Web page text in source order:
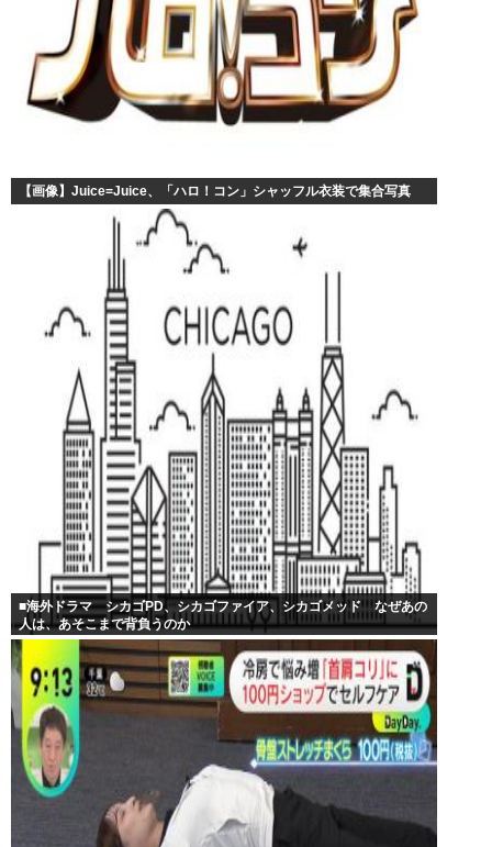
【画像】Juice=Juice、「ハロ！コン」シャッフル衣装で集合写真
■海外ドラマ シカゴPD、シカゴファイア、シカゴメッド なぜあの
人は、あそこまで背負うのか